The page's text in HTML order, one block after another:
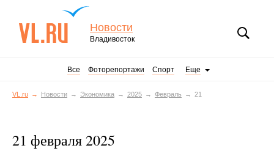
Новости
Владивосток
Все Фоторепортажи Спорт Еще
VL.ru Новости Экономика 2025 Февраль 21
21 февраля 2025